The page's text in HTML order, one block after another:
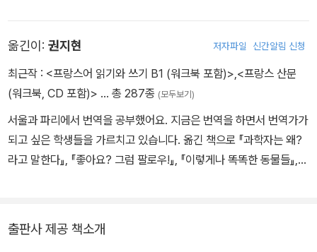
옮긴이: 권지현 저자파일 신간알림 신청
최근작 : <프랑스어 읽기와 쓰기 B1 (워크북 포함)>,<프랑스 산문
(워크북, CD 포함)> … 총 287종 (모두보기)
서울과 파리에서 번역을 공부했어요. 지금은 번역을 하면서 번역가가
되고 싶은 학생들을 가르치고 있습니다. 옮긴 책으로 『과학자는 왜?
라고 말한다』, 『좋아요? 그럼 팔로우!』, 『이렇게나 똑똑한 동물들』,
출판사 제공 책소개